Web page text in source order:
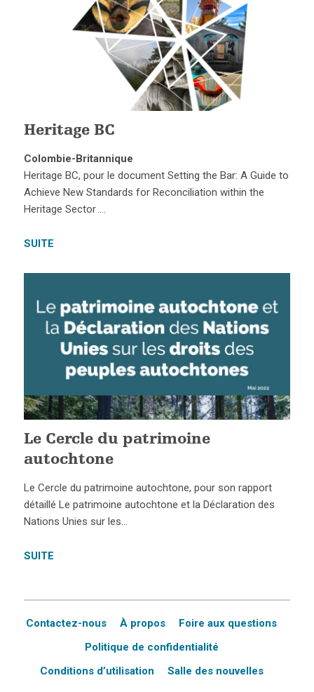
Heritage BC
Colombie-Britannique
Heritage BC, pour le document Setting the Bar: A Guide to
Achieve New Standards for Reconciliation within the
Heritage Sector ….
SUITE
Le Cercle du patrimoine
autochtone
Le Cercle du patrimoine autochtone, pour son rapport
détaillé Le patrimoine autochtone et la Déclaration des
Nations Unies sur les…
SUITE
Contactez-nous À propos
Foire aux questions
Politique de confidentialité
Conditions d’utilisation
Salle des nouvelles